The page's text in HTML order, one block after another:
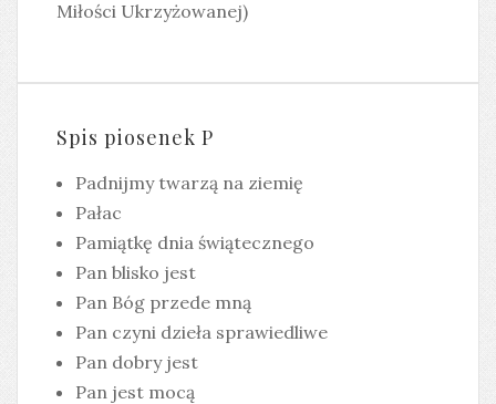
Miłości Ukrzyżowanej)
Spis piosenek P
Padnijmy twarzą na ziemię
Pałac
Pamiątkę dnia świątecznego
Pan blisko jest
Pan Bóg przede mną
Pan czyni dzieła sprawiedliwe
Pan dobry jest
Pan jest mocą